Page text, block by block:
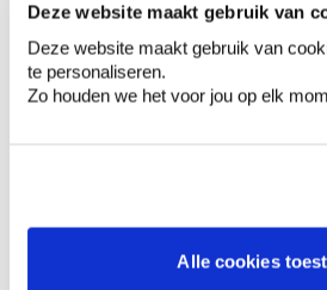
Deze website maakt gebruik van
Deze website maakt gebruik van
te personaliseren.
Zo houden we het voor jou op elk
Alle cookies
Off white Bruin
Ga samen met de
Krijg kleuradvies op